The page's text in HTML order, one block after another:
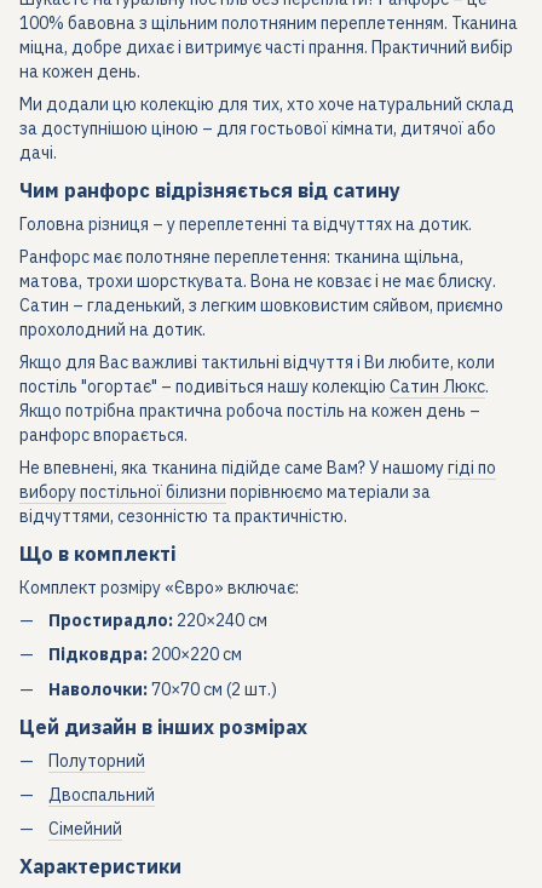
100% бавовна з щільним полотняним переплетенням. Тканина
міцна, добре дихає і витримує часті прання. Практичний вибір
на кожен день.
Ми додали цю колекцію для тих, хто хоче натуральний склад
за доступнішою ціною – для гостьової кімнати, дитячої або
дачі.
Чим ранфорс відрізняється від сатину
Головна різниця – у переплетенні та відчуттях на дотик.
Ранфорс має полотняне переплетення: тканина щільна,
матова, трохи шорсткувата. Вона не ковзає і не має блиску.
Сатин – гладенький, з легким шовковистим сяйвом, приємно
прохолодний на дотик.
Якщо для Вас важливі тактильні відчуття і Ви любите, коли
постіль "огортає" – подивіться нашу колекцію Сатин Люкс.
Якщо потрібна практична робоча постіль на кожен день –
ранфорс впорається.
Не впевнені, яка тканина підійде саме Вам? У нашомугіді по
вибору постільної білизни порівнюємо матеріали за
відчуттями, сезонністю та практичністю.
Що в комплекті
Комплект розміру «Євро» включає:
Простирадло: 220×240 см
Підковдра: 200×220 см
Наволочки:70×70 см (2 шт.)
Цей дизайн в інших розмірах
Полуторний
Двоспальний
Сімейний
Характеристики